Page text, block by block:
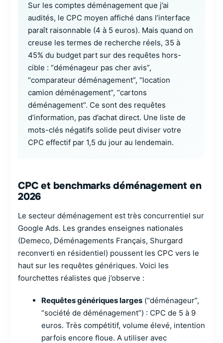
Sur les comptes déménagement que j’ai
audités, le CPC moyen affiché dans l’interface
paraît raisonnable (4 à 5 euros). Mais quand on
creuse les termes de recherche réels, 35 à
45% du budget part sur des requêtes hors-
cible : “déménageur pas cher avis”,
“comparateur déménagement”, “location
camion déménagement”, “cartons
déménagement”. Ce sont des requêtes
d’information, pas d’achat direct. Une liste de
mots-clés négatifs solide peut diviser votre
CPC effectif par 1,5 du jour au lendemain.
CPC et benchmarks déménagement en
2026
Le secteur déménagement est très concurrentiel sur
Google Ads. Les grandes enseignes nationales
(Demeco, Déménagements Français, Shurgard
reconverti en résidentiel) poussent les CPC vers le
haut sur les requêtes génériques. Voici les
fourchettes réalistes que j’observe :
Requêtes génériques larges(“déménageur”,
“société de déménagement”) : CPC de 5 à 9
euros. Très compétitif, volume élevé, intention
parfois encore floue. A utiliser avec